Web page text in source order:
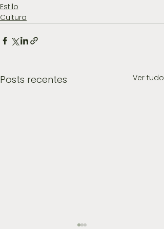
Estilo
Cultura
Posts recentes Ver tudo